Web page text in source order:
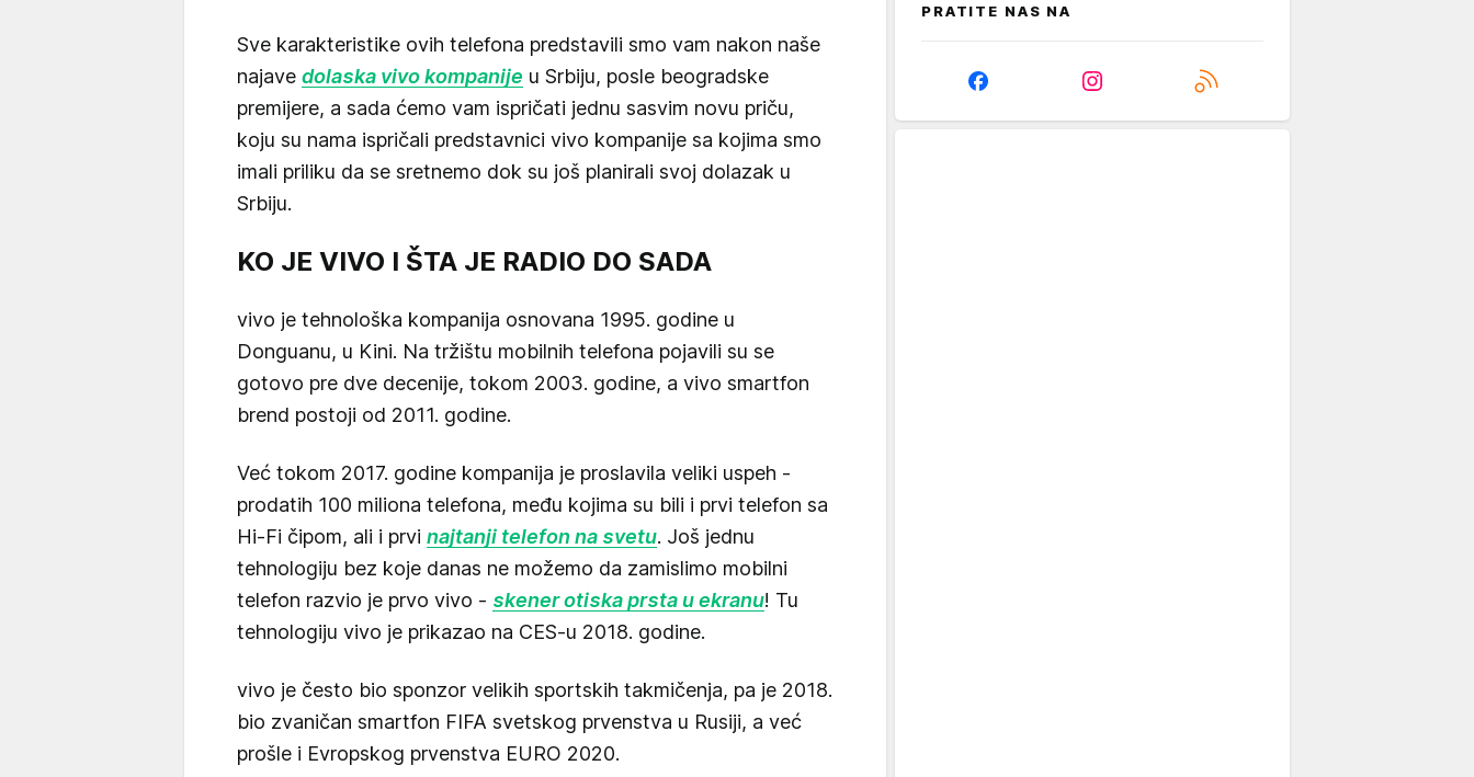
Sve karakteristike ovih telefona predstavili smo vam nakon naše
najave dolaska vivo kompanije u Srbiju, posle beogradske
premijere, a sada ćemo vam ispričati jednu sasvim novu priču,
koju su nama ispričali predstavnici vivo kompanije sa kojima smo
imali priliku da se sretnemo dok su još planirali svoj dolazak u
Srbiju.
KO JE VIVO I ŠTA JE RADIO DO SADA
vivo je tehnološka kompanija osnovana 1995. godine u
Donguanu, u Kini. Na tržištu mobilnih telefona pojavili su se
gotovo pre dve decenije, tokom 2003. godine, a vivo smartfon
brend postoji od 2011. godine.
Već tokom 2017. godine kompanija je proslavila veliki uspeh -
prodatih 100 miliona telefona, među kojima su bili i prvi telefon sa
Hi-Fi čipom, ali i prvi najtanji telefon na svetu. Još jednu
tehnologiju bez koje danas ne možemo da zamislimo mobilni
telefon razvio je prvo vivo - skener otiska prsta u ekranu! Tu
tehnologiju vivo je prikazao na CES-u 2018. godine.
vivo je često bio sponzor velikih sportskih takmičenja, pa je 2018.
bio zvaničan smartfon FIFA svetskog prvenstva u Rusiji, a već
prošle i Evropskog prvenstva EURO 2020.
PRATITE NAS NA